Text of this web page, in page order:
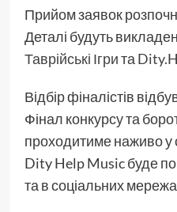
Прийом заявок
Деталі будуть
Таврійські Ігрита
Відбір фіналістів
Фінал конкурсу та
проходитиме наживо у
Dity Help Music буде
та в соціальних